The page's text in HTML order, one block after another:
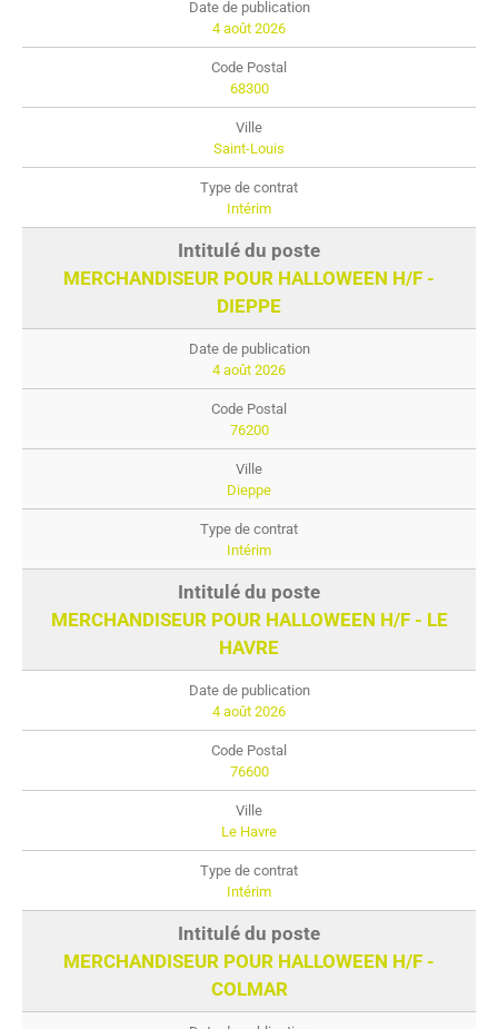
4 août 2026
68300
Saint-Louis
Intérim
MERCHANDISEUR POUR HALLOWEEN H/F -
DIEPPE
4 août 2026
76200
Dieppe
Intérim
MERCHANDISEUR POUR HALLOWEEN H/F - LE
HAVRE
4 août 2026
76600
Le Havre
Intérim
MERCHANDISEUR POUR HALLOWEEN H/F -
COLMAR